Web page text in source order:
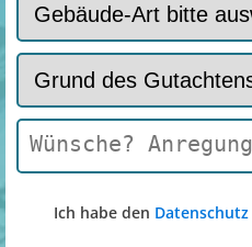
Ich habe den Datenschutz